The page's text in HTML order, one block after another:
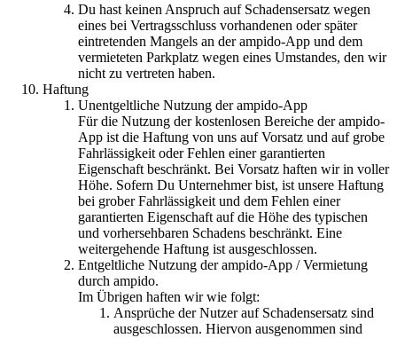
Du hast keinen Anspruch auf Schadensersatz wegen
eines bei Vertragsschluss vorhandenen oder später
eintretenden Mangels an der ampido-App und dem
vermieteten Parkplatz wegen eines Umstandes, den wir
nicht zu vertreten haben.
Haftung
Unentgeltliche Nutzung der ampido-App
Für die Nutzung der kostenlosen Bereiche der ampido-
App ist die Haftung von uns auf Vorsatz und auf grobe
Fahrlässigkeit oder Fehlen einer garantierten
Eigenschaft beschränkt. Bei Vorsatz haften wir in voller
Höhe. Sofern Du Unternehmer bist, ist unsere Haftung
bei grober Fahrlässigkeit und dem Fehlen einer
garantierten Eigenschaft auf die Höhe des typischen
und vorhersehbaren Schadens beschränkt. Eine
weitergehende Haftung ist ausgeschlossen.
Entgeltliche Nutzung der ampido-App / Vermietung
durch ampido.
Im Übrigen haften wir wie folgt:
Ansprüche der Nutzer auf Schadensersatz sind
ausgeschlossen. Hiervon ausgenommen sind